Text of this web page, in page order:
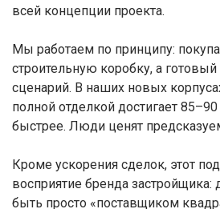
всей концепции проекта.
Мы работаем по принципу:
строительную коробку, а
сценарий. В наших новых
полной отделкой достигает
быстрее. Люди ценят
Кроме ускорения сделок, этот
восприятие бренда застройщика:
быть просто «поставщиком